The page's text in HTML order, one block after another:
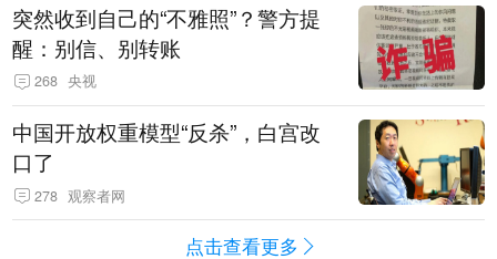
突然收到自己的“不雅照”？警方提
醒：别信、别转账
268 央视
中国开放权重模型“反杀”，白宫改
口了
278 观察者网
点击查看更多